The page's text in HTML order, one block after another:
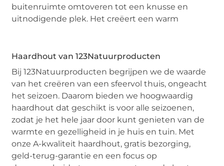
buitenruimte omtoveren tot een knusse en
uitnodigende plek. Het creëert een warm
Haardhout van 123Natuurproducten
Bij 123Natuurproducten begrijpen we de waarde
van het creëren van een sfeervol thuis, ongeacht
het seizoen. Daarom bieden we hoogwaardig
haardhout dat geschikt is voor alle seizoenen,
zodat je het hele jaar door kunt genieten van de
warmte en gezelligheid in je huis en tuin. Met
onze A-kwaliteit haardhout, gratis bezorging,
geld-terug-garantie en een focus op